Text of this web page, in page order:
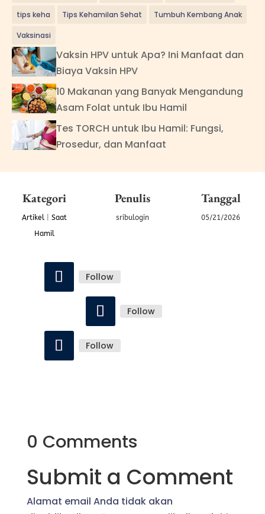
tips keha Tips Kehamilan Sehat Tumbuh Kembang Anak
Vaksinasi
Vaksin HPV untuk Apa? Ini Manfaat dan
Biaya Vaksin HPV
10 Makanan yang Banyak Mengandung
Asam Folat untuk Ibu Hamil
Tes TORCH untuk Ibu Hamil: Fungsi,
Prosedur, dan Manfaat
Kategori
Artikel| Saat
Hamil
Penulis
sribulogin
Tanggal
05/21/2026
Follow
Follow
Follow
0 Comments
Submit a Comment
Alamat email Anda tidak akan